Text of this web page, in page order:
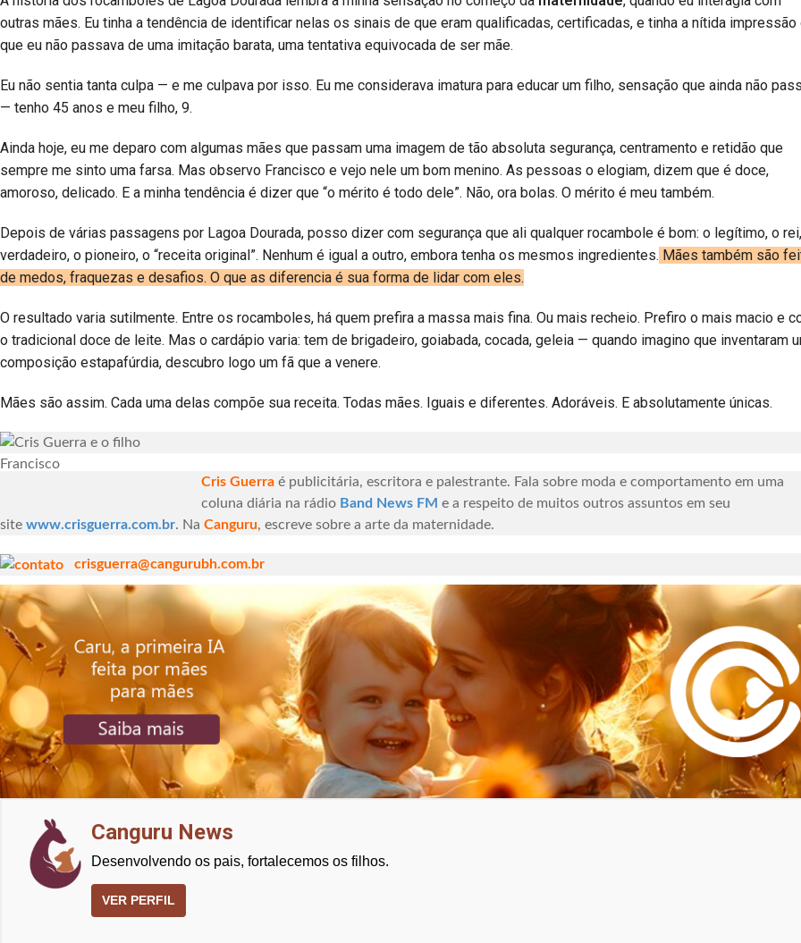
outras mães. Eu tinha a tendência de identificar nelas os sinais de que eram qualificadas, certificadas, e tinha a nítida impressão
que eu não passava de uma imitação barata, uma tentativa equivocada de ser mãe.
Eu não sentia tanta culpa — e me culpava por isso. Eu me considerava imatura para educar um filho, sensação que ainda não
— tenho 45 anos e meu filho, 9.
Ainda hoje, eu me deparo com algumas mães que passam uma imagem de tão absoluta segurança, centramento e retidão que
sempre me sinto uma farsa. Mas observo Francisco e vejo nele um bom menino. As pessoas o elogiam, dizem que é doce,
amoroso, delicado. E a minha tendência é dizer que “o mérito é todo dele”. Não, ora bolas. O mérito é meu também.
Depois de várias passagens por Lagoa Dourada, posso dizer com segurança que ali qualquer rocambole é bom: o legítimo, o
verdadeiro, o pioneiro, o “receita original”. Nenhum é igual a outro, embora tenha os mesmos ingredientes. Mães também são
de medos, fraquezas e desafios. O que as diferencia é sua forma de lidar com eles.
O resultado varia sutilmente. Entre os rocamboles, há quem prefira a massa mais fina. Ou mais recheio. Prefiro o mais macio e
o tradicional doce de leite. Mas o cardápio varia: tem de brigadeiro, goiabada, cocada, geleia — quando imagino que inventaram
composição estapafúrdia, descubro logo um fã que a venere.
Mães são assim. Cada uma delas compõe sua receita. Todas mães. Iguais e diferentes. Adoráveis. E absolutamente únicas.
Cris Guerra é publicitária, escritora e palestrante. Fala sobre moda e comportamento em uma
coluna diária na rádio Band News FM e a respeito de muitos outros assuntos em seu
site www.crisguerra.com.br. Na Canguru, escreve sobre a arte da maternidade.
crisguerra@cangurubh.com.br
Canguru News
Desenvolvendo os pais, fortalecemos os filhos.
VER PERFIL